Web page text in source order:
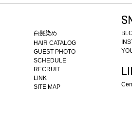
白髪染め
HAIR CATALOG
GUEST PHOTO
SCHEDULE
RECRUIT
LINK
SITE MAP